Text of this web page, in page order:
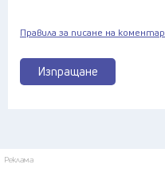
Изпращане
Правила за писане на коментар
Реклама